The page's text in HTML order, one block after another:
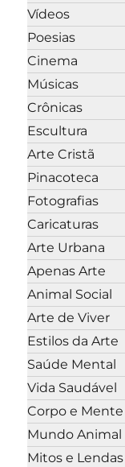
Vídeos
Poesias
Cinema
Músicas
Crônicas
Escultura
Arte Cristã
Pinacoteca
Fotografias
Caricaturas
Arte Urbana
Apenas Arte
Animal Social
Arte de Viver
Estilos da Arte
Saúde Mental
Vida Saudável
Corpo e Mente
Mundo Animal
Mitos e Lendas